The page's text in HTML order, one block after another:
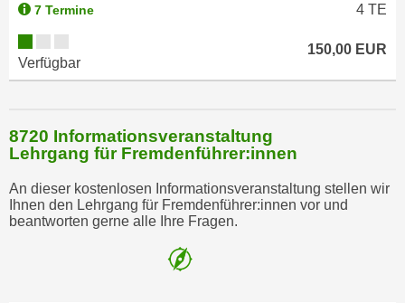
7 Termine 4 TE
Verfügbar
150,00 EUR
8720 Informationsveranstaltung
Lehrgang für Fremdenführer:innen
An dieser kostenlosen Informationsveranstaltung stellen wir
Ihnen den Lehrgang für Fremdenführer:innen vor und
beantworten gerne alle Ihre Fragen.